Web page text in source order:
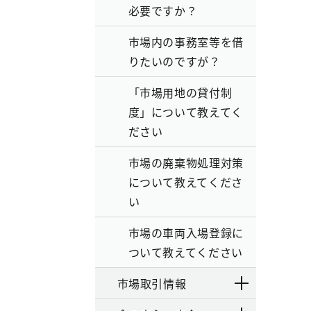
必要ですか？
市場内の事務室等を借
りたいのですが？
「市場用地の貸付制
度」について教えてく
ださい
市場の廃棄物処理対策
について教えてくださ
い
市場の車両入場登録に
ついて教えてください
市場取引情報